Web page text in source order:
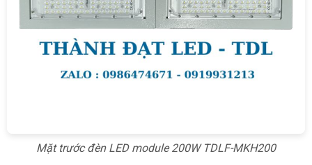
Mặt trước đèn LED module 200W TDLF-MKH200